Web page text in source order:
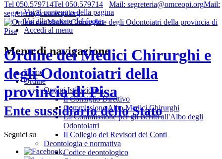
Vai al contenuto della pagina
Vai alla sezione del footer
Accedi al menu
Tel 050.579714Tel 050.579714 Mail: segreteria@omceopi.orgMail:
segreteria@omceopi.org
Ordine dei Medici Chirurghi e
degli Odontoiatri della
provincia di Pisa
Ente sussidiario dello Stato
Seguici su
.
Menu di navigazione
Home
Ordine
Organi Istituzionali
Il Consiglio Direttivo
Commissione Albo Medici Chirurghi
La Commissione per gli iscritti all'Albo degli
Odontoiatri
Il Collegio dei Revisori dei Conti
Deontologia e normativa
Codice deontologico